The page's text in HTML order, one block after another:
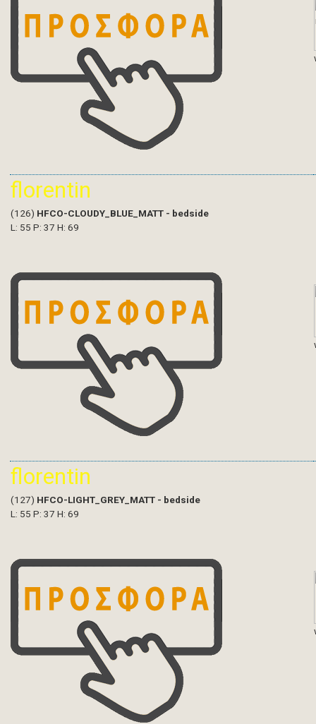
florentin
(126) HFCO-CLOUDY_BLUE_MATT - bedside
L: 55 P: 37 H: 69
florentin
(127) HFCO-LIGHT_GREY_MATT - bedside
L: 55 P: 37 H: 69